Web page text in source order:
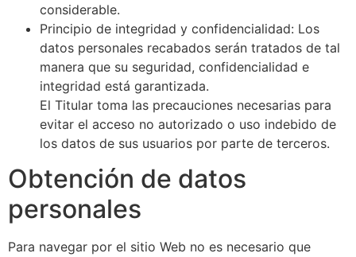
considerable.
Principio de integridad y confidencialidad: Los
datos personales recabados serán tratados de tal
manera que su seguridad, confidencialidad e
integridad está garantizada.
El Titular toma las precauciones necesarias para
evitar el acceso no autorizado o uso indebido de
los datos de sus usuarios por parte de terceros.
Obtención de datos
personales
Para navegar por el sitio Web no es necesario que